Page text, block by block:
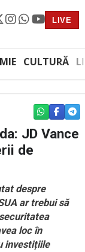
LIVE
CULTURĂ
WHATSAPP
JD Vance
de
despre
ar trebui să
loc în
investițiile